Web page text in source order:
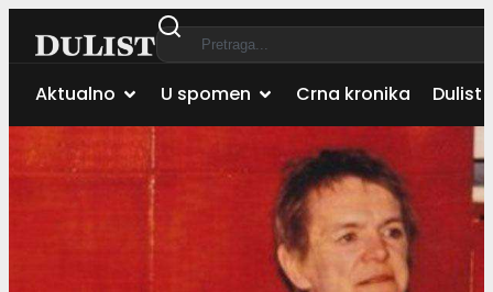
Aktualno U spomen Crna kronika Dulist